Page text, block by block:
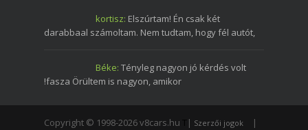
kortisz: Elszúrtam! Én csak két
darabbaal számoltam. Nem tudtam, hogy fél autót,
Béke: Tényleg nagyon jó kérdés volt
!fasza Örültem is nagyon, amikor
Copyright © 1998-2026 v8cars.hu | Szerzői jogok |